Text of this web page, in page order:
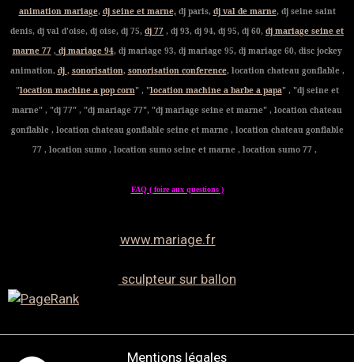
animation mariage, dj seine et marne, dj paris, dj val de marne, dj seine saint
denis, dj val d'oise, dj oise, dj 75, dj 77 , dj 93, dj 94, dj 95, dj 60, dj mariage seine et
marne 77, dj mariage 94, dj mariage 93, dj mariage 95, dj mariage 60, disc jockey
animation, dj , sonorisation, sonorisation conference, location chateau gonflable ,
"location machine a pop corn" , "location machine a barbe a papa" , "dj seine et
marne" , "dj 77" , "dj mariage 77", "dj mariage seine et marne" , location chateau
gonflable , location chateau gonflable seine et marne , location chateau gonflable
77 , location sumo , location sumo seine et marne , location sumo 77 ,
FAQ ( foire aux questions )
www.mariage.fr
sculpteur sur ballon
Mentions légales